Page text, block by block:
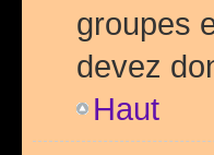
groupes
devez
Haut